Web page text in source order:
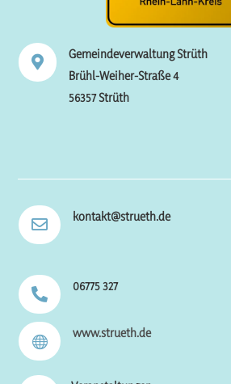

Gemeindeverwaltung Strüth
Brühl-Weiher-Straße 4
56357 Strüth
 kontakt@strueth.de
 06775 327

www.strueth.de